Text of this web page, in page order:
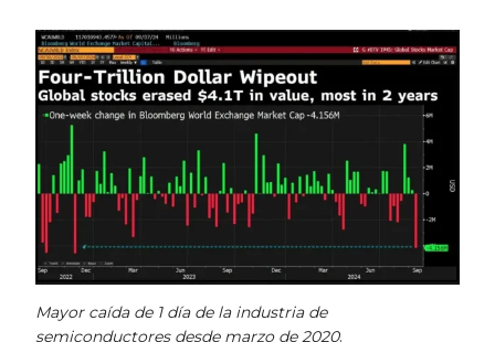
Mayor caída de 1 día de la industria de
semiconductores desde marzo de 2020.